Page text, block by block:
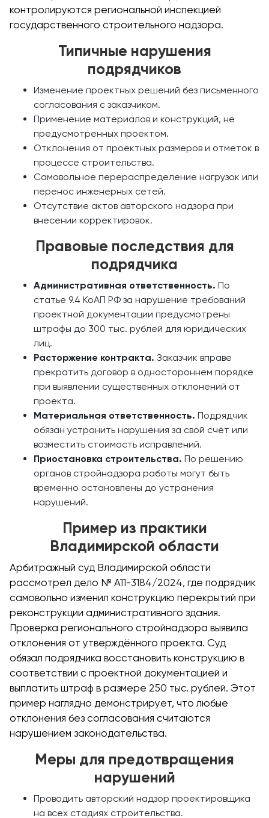
контролируются региональной инспекцией
государственного строительного надзора.
Типичные нарушения
подрядчиков
Изменение проектных решений без письменного
согласования с заказчиком.
Применение материалов и конструкций, не
предусмотренных проектом.
Отклонения от проектных размеров и отметок в
процессе строительства.
Самовольное перераспределение нагрузок или
перенос инженерных сетей.
Отсутствие актов авторского надзора при
внесении корректировок.
Правовые последствия для
подрядчика
Административная ответственность. По
статье 9.4 КоАП РФ за нарушение требований
проектной документации предусмотрены
штрафы до 300 тыс. рублей для юридических
лиц.
Расторжение контракта. Заказчик вправе
прекратить договор в одностороннем порядке
при выявлении существенных отклонений от
проекта.
Материальная ответственность. Подрядчик
обязан устранить нарушения за свой счёт или
возместить стоимость исправлений.
Приостановка строительства. По решению
органов стройнадзора работы могут быть
временно остановлены до устранения
нарушений.
Пример из практики
Владимирской области
Арбитражный суд Владимирской области
рассмотрел дело № А11-3184/2024, где подрядчик
самовольно изменил конструкцию перекрытий при
реконструкции административного здания.
Проверка регионального стройнадзора выявила
отклонения от утверждённого проекта. Суд
обязал подрядчика восстановить конструкцию в
соответствии с проектной документацией и
выплатить штраф в размере 250 тыс. рублей. Этот
пример наглядно демонстрирует, что любые
отклонения без согласования считаются
нарушением законодательства.
Меры для предотвращения
нарушений
Проводить авторский надзор проектировщика
на всех стадиях строительства.